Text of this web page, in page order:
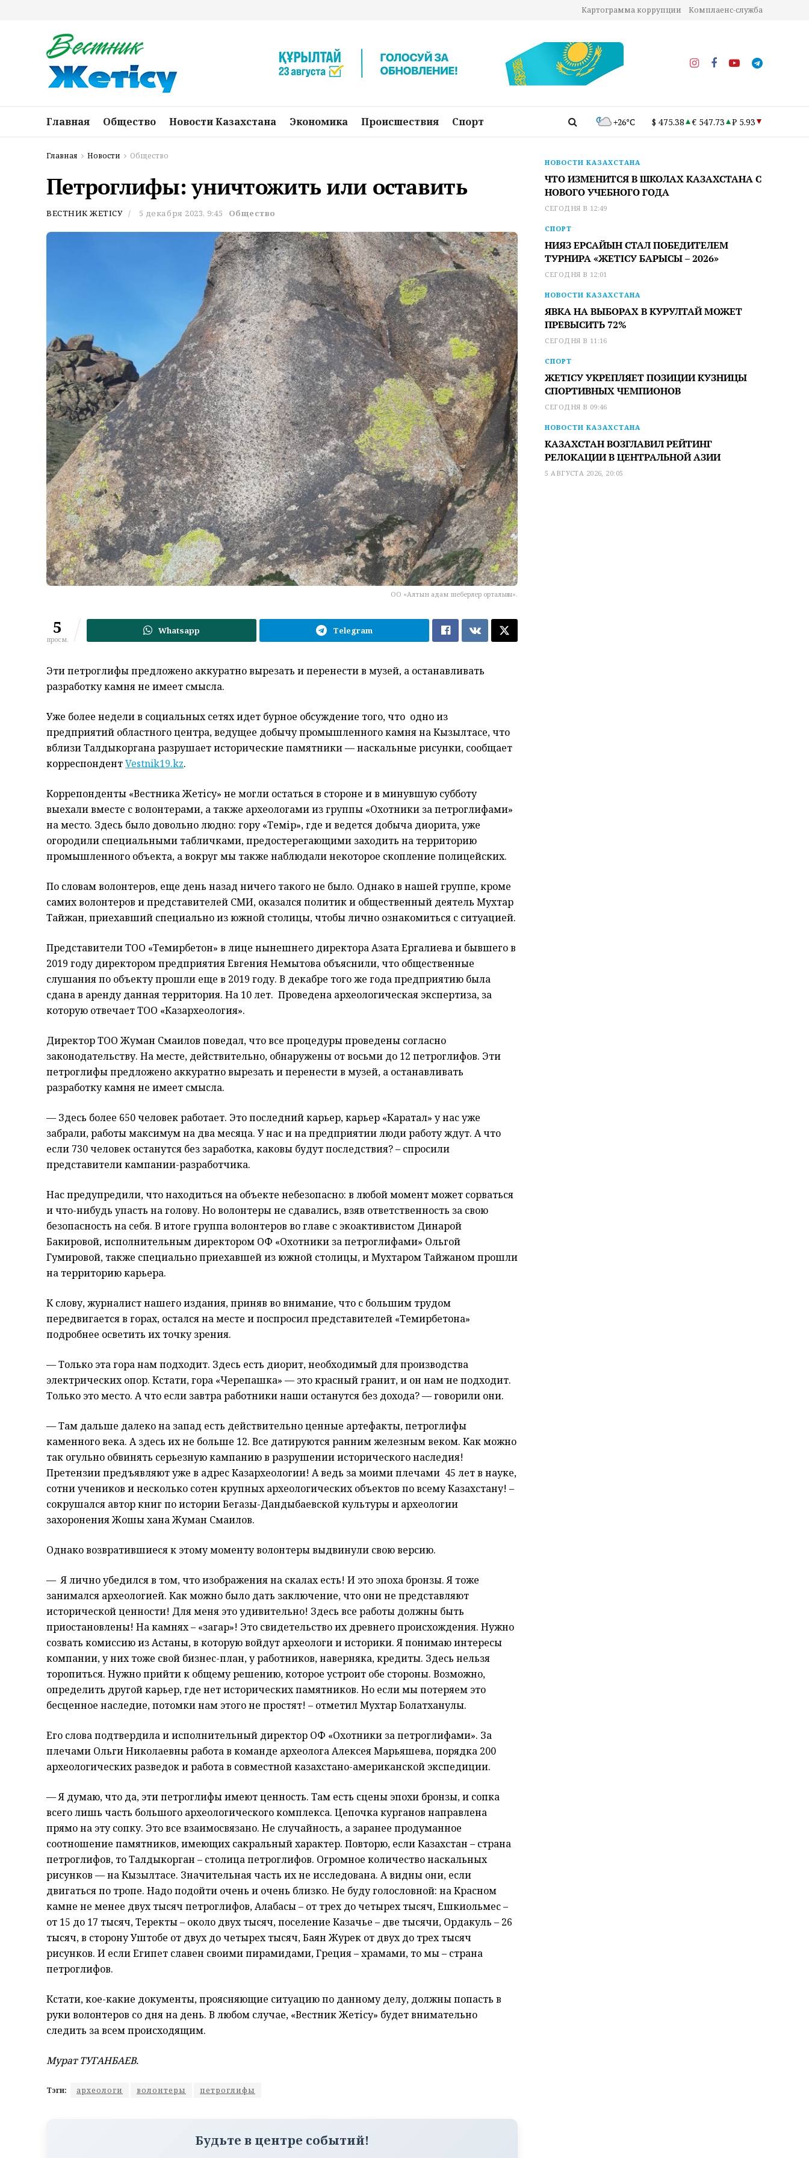
Картограмма коррупции Комплаенс-служба
Главная Общество Новости Казахстана Экономика Происшествия Спорт +26°C $ 475.38 € 547.73 ₽ 5.93
Главная Новости Общество
Петроглифы: уничтожить или оставить
ВЕСТНИК ЖЕТІСУ 5 декабря 2023, 9:45 Общество
ОО «Алтын адам шеберлер орталығы».
5
просм.
Whatsapp Telegram
Эти петроглифы предложено аккуратно вырезать и перенести в музей, а останавливать
разработку камня не имеет смысла.
Уже более недели в социальных сетях идет бурное обсуждение того, что одно из
предприятий областного центра, ведущее добычу промышленного камня на Кызылтасе, что
вблизи Талдыкоргана разрушает исторические памятники — наскальные рисунки, сообщает
корреспондентVestnik19.kz.
Коррепонденты «Вестника Жетісу» не могли остаться в стороне и в минувшую субботу
выехали вместе с волонтерами, а также археологами из группы «Охотники за петроглифами»
на место. Здесь было довольно людно: гору «Темір», где и ведется добыча диорита, уже
огородили специальными табличками, предостерегающими заходить на территорию
промышленного объекта, а вокруг мы также наблюдали некоторое скопление полицейских.
По словам волонтеров, еще день назад ничего такого не было. Однако в нашей группе, кроме
самих волонтеров и представителей СМИ, оказался политик и общественный деятель Мухтар
Тайжан, приехавший специально из южной столицы, чтобы лично ознакомиться с ситуацией.
Представители ТОО «Темирбетон» в лице нынешнего директора Азата Ергалиева и бывшего в
2019 году директором предприятия Евгения Немытова объяснили, что общественные
слушания по объекту прошли еще в 2019 году. В декабре того же года предприятию была
сдана в аренду данная территория. На 10 лет. Проведена археологическая экспертиза, за
которую отвечает ТОО «Казархеология».
Директор ТОО Жуман Смаилов поведал, что все процедуры проведены согласно
законодательству. На месте, действительно, обнаружены от восьми до 12 петроглифов. Эти
петроглифы предложено аккуратно вырезать и перенести в музей, а останавливать
разработку камня не имеет смысла.
— Здесь более 650 человек работает. Это последний карьер, карьер «Каратал» у нас уже
забрали, работы максимум на два месяца. У нас и на предприятии люди работу ждут. А что
если 730 человек останутся без заработка, каковы будут последствия? – спросили
представители кампании-разработчика.
Нас предупредили, что находиться на объекте небезопасно: в любой момент может сорваться
и что-нибудь упасть на голову. Но волонтеры не сдавались, взяв ответственность за свою
безопасность на себя. В итоге группа волонтеров во главе с экоактивистом Динарой
Бакировой, исполнительным директором ОФ «Охотники за петроглифами» Ольгой
Гумировой, также специально приехавшей из южной столицы, и Мухтаром Тайжаном прошли
на территорию карьера.
К слову, журналист нашего издания, приняв во внимание, что с большим трудом
передвигается в горах, остался на месте и поспросил представителей «Темирбетона»
подробнее осветить их точку зрения.
— Только эта гора нам подходит. Здесь есть диорит, необходимый для производства
электрических опор. Кстати, гора «Черепашка» — это красный гранит, и он нам не подходит.
Только это место. А что если завтра работники наши останутся без дохода? — говорили они.
— Там дальше далеко на запад есть действительно ценные артефакты, петроглифы
каменного века. А здесь их не больше 12. Все датируются ранним железным веком. Как можно
так огульно обвинять серьезную кампанию в разрушении исторического наследия!
Претензии предъявляют уже в адрес Казархеологии! А ведь за моими плечами 45 лет в науке,
сотни учеников и несколько сотен крупных археологических объектов по всему Казахстану! –
сокрушался автор книг по истории Бегазы-Дандыбаевской культуры и археологии
захоронения Жошы хана Жуман Смаилов.
Однако возвратившиеся к этому моменту волонтеры выдвинули свою версию.
— Я лично убедился в том, что изображения на скалах есть! И это эпоха бронзы. Я тоже
занимался археологией. Как можно было дать заключение, что они не представляют
исторической ценности! Для меня это удивительно! Здесь все работы должны быть
приостановлены! На камнях – «загар»! Это свидетельство их древнего происхождения. Нужно
созвать комиссию из Астаны, в которую войдут археологи и историки. Я понимаю интересы
компании, у них тоже свой бизнес-план, у работников, наверняка, кредиты. Здесь нельзя
торопиться. Нужно прийти к общему решению, которое устроит обе стороны. Возможно,
определить другой карьер, где нет исторических памятников. Но если мы потеряем это
бесценное наследие, потомки нам этого не простят! – отметил Мухтар Болатханулы.
Его слова подтвердила и исполнительный директор ОФ «Охотники за петроглифами». За
плечами Ольги Николаевны работа в команде археолога Алексея Марьяшева, порядка 200
археологических разведок и работа в совместной казахстано-американской экспедиции.
— Я думаю, что да, эти петроглифы имеют ценность. Там есть сцены эпохи бронзы, и сопка
всего лишь часть большого археологического комплекса. Цепочка курганов направлена
прямо на эту сопку. Это все взаимосвязано. Не случайность, а заранее продуманное
соотношение памятников, имеющих сакральный характер. Повторю, если Казахстан – страна
петроглифов, то Талдыкорган – столица петроглифов. Огромное количество наскальных
рисунков — на Кызылтасе. Значительная часть их не исследована. А видны они, если
двигаться по тропе. Надо подойти очень и очень близко. Не буду голословной: на Красном
камне не менее двух тысяч петроглифов, Алабасы – от трех до четырех тысяч, Ешкиольмес –
от 15 до 17 тысяч, Теректы – около двух тысяч, поселение Казачье – две тысячи, Ордакуль – 26
тысяч, в сторону Уштобе от двух до четырех тысяч, Баян Журек от двух до трех тысяч
рисунков. И если Египет славен своими пирамидами, Греция – храмами, то мы – страна
петроглифов.
Кстати, кое-какие документы, проясняющие ситуацию по данному делу, должны попасть в
руки волонтеров со дня на день. В любом случае, «Вестник Жетісу» будет внимательно
следить за всем происходящим.
Мурат ТУГАНБАЕВ.
Тэги: археологи волонтеры петроглифы
Будьте в центре событий!
НОВОСТИ КАЗАХСТАНА
ЧТО ИЗМЕНИТСЯ В ШКОЛАХ КАЗАХСТАНА С
НОВОГО УЧЕБНОГО ГОДА
СЕГОДНЯ В 12:49
СПОРТ
НИЯЗ ЕРСАЙЫН СТАЛ ПОБЕДИТЕЛЕМ
ТУРНИРА «ЖЕТІСУ БАРЫСЫ – 2026»
СЕГОДНЯ В 12:01
НОВОСТИ КАЗАХСТАНА
ЯВКА НА ВЫБОРАХ В КУРУЛТАЙ МОЖЕТ
ПРЕВЫСИТЬ 72%
СЕГОДНЯ В 11:16
СПОРТ
ЖЕТІСУ УКРЕПЛЯЕТ ПОЗИЦИИ КУЗНИЦЫ
СПОРТИВНЫХ ЧЕМПИОНОВ
СЕГОДНЯ В 09:46
НОВОСТИ КАЗАХСТАНА
КАЗАХСТАН ВОЗГЛАВИЛ РЕЙТИНГ
РЕЛОКАЦИИ В ЦЕНТРАЛЬНОЙ АЗИИ
5 АВГУСТА 2026, 20:05